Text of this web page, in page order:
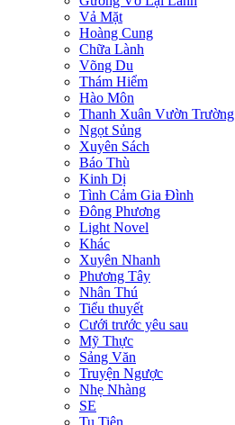
Vả Mặt
Hoàng Cung
Chữa Lành
Võng Du
Thám Hiểm
Hào Môn
Thanh Xuân Vườn Trường
Ngọt Sủng
Xuyên Sách
Báo Thù
Kinh Dị
Tình Cảm Gia Đình
Đông Phương
Light Novel
Khác
Xuyên Nhanh
Phương Tây
Nhân Thú
Tiểu thuyết
Cưới trước yêu sau
Mỹ Thực
Sảng Văn
Truyện Ngược
Nhẹ Nhàng
SE
Tu Tiên